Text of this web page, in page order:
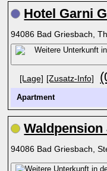
Hotel Garni
94086 Bad Griesbach,
[Lage] [Zusatz-Info]
Apartment
94086 Bad Griesbach,